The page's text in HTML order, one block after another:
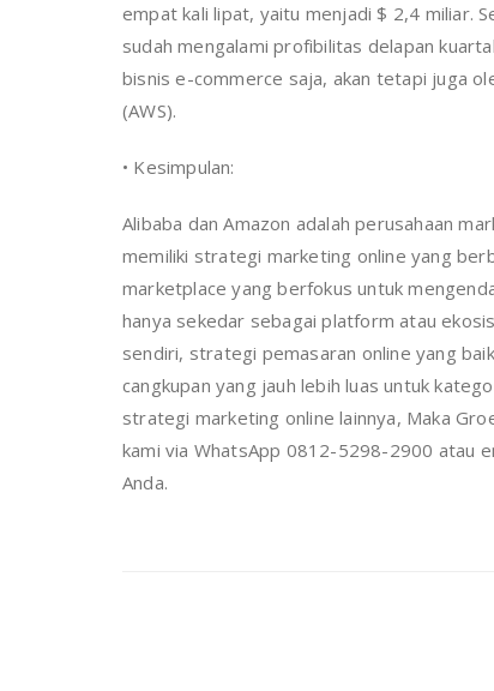
empat kali lipat, yaitu menjadi $ 2,4 miliar.
sudah mengalami profibilitas delapan
bisnis e-commerce saja, akan tetapi juga
(AWS).
• Kesimpulan:
Alibaba dan Amazon adalah perusahaan
memiliki strategi marketing online yang
marketplace yang berfokus untuk
hanya sekedar sebagai platform atau
sendiri, strategi pemasaran online yang
cangkupan yang jauh lebih luas untuk
strategi marketing online lainnya, Maka
kami via WhatsApp 0812-5298-2900 atau
Anda.